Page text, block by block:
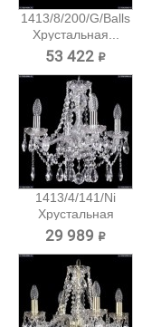
1413/8/200/G/Balls
Хрустальная...
53 422 ₽
1413/4/141/Ni
Хрустальная
подвесная...
29 989 ₽